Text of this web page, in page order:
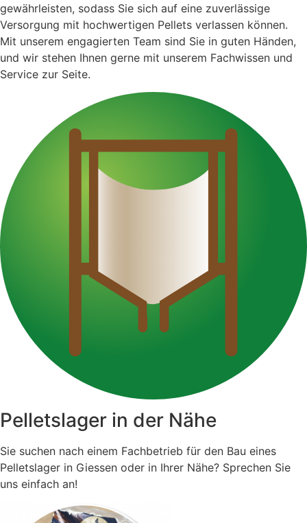
gewährleisten, sodass Sie sich auf eine zuverlässige
Versorgung mit hochwertigen Pellets verlassen können.
Mit unserem engagierten Team sind Sie in guten Händen,
und wir stehen Ihnen gerne mit unserem Fachwissen und
Service zur Seite.
Pelletslager in der Nähe
Sie suchen nach einem Fachbetrieb für den Bau eines
Pelletslager in Giessen oder in Ihrer Nähe? Sprechen Sie
uns einfach an!